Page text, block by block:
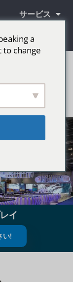
サービス
イ
い!
a
to change